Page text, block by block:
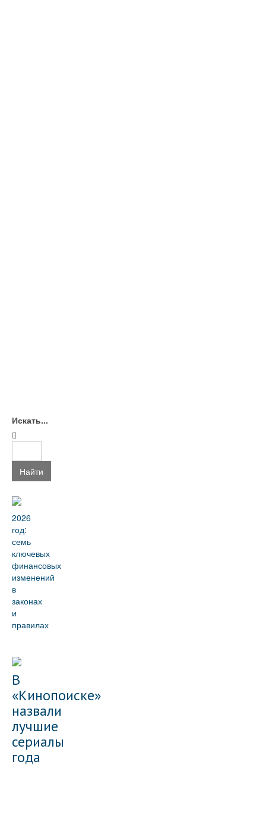
Искать...
Найти
2026
год:
семь
ключевых
финансовых
изменений
в
законах
и
правилах
В
«Кинопоиске»
назвали
лучшие
сериалы
года